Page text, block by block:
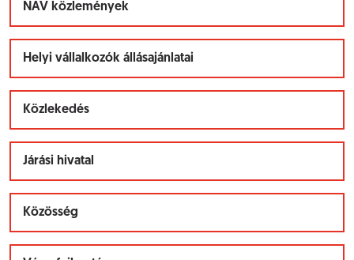
NAV közlemények
Helyi vállalkozók állásajánlatai
Közlekedés
Járási hivatal
Közösség